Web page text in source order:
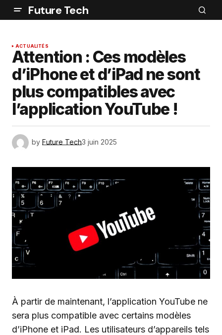
Future Tech
ACTUALITÉS
Attention : Ces modèles
d’iPhone et d’iPad ne sont
plus compatibles avec
l’application YouTube !
by Future Tech3 juin 2025
À partir de maintenant, l’application YouTube ne
sera plus compatible avec certains modèles
d’iPhone et iPad. Les utilisateurs d’appareils tels